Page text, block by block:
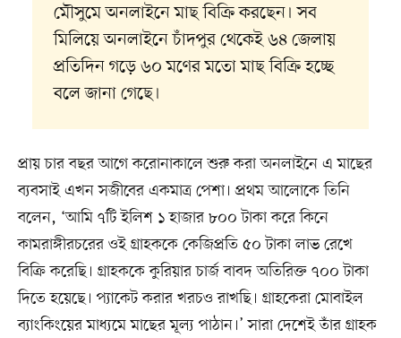
মৌসুমে অনলাইনে মাছ বিক্রি করছেন। সব
মিলিয়ে অনলাইনে চাঁদপুর থেকেই ৬৪ জেলায়
প্রতিদিন গড়ে ৬০ মণের মতো মাছ বিক্রি হচ্ছে
বলে জানা গেছে।
প্রায় চার বছর আগে করোনাকালে শুরু করা অনলাইনে এ মাছের
ব্যবসাই এখন সজীবের একমাত্র পেশা। প্রথম আলোকে তিনি
বলেন, ‘আমি ৭টি ইলিশ ১ হাজার ৮০০ টাকা করে কিনে
কামরাঙ্গীরচরের ওই গ্রাহককে কেজিপ্রতি ৫০ টাকা লাভ রেখে
বিক্রি করেছি। গ্রাহককে কুরিয়ার চার্জ বাবদ অতিরিক্ত ৭০০ টাকা
দিতে হয়েছে। প্যাকেট করার খরচও রাখছি। গ্রাহকেরা মোবাইল
ব্যাংকিংয়ের মাধ্যমে মাছের মূল্য পাঠান।’ সারা দেশেই তাঁর গ্রাহক